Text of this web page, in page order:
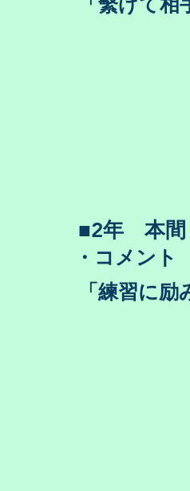
​■2年 本
・コメント
「練習に励